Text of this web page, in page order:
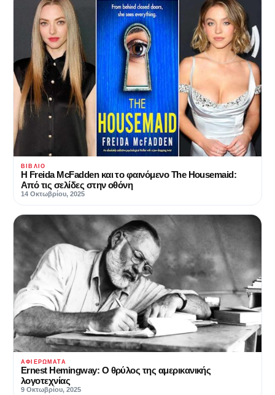
ΒΙΒΛΊΟ
Η Freida McFadden και το φαινόμενο The Housemaid:
Από τις σελίδες στην οθόνη
14 Οκτωβρίου, 2025
ΑΦΙΕΡΏΜΑΤΑ
Ernest Hemingway: Ο θρύλος της αμερικανικής
λογοτεχνίας
9 Οκτωβρίου, 2025